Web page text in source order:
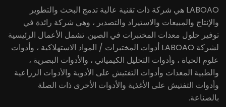
LABOAO هي شركة ذات تقنية عالية تدمج البحث والتطوير
والإنتاج والمبيعات والاستيراد والتصدير ، وهي شركة رائدة في
توفير حلول معدات المختبرات في الصين. تشمل الأعمال الرئيسية
لشركة LABOAO أدوات المختبرات / المواد الاستهلاكية ، وأدوات
علوم الحياة ، وأدوات التحليل الكيميائي ، والأدوات البصرية ،
والطبية المعدات وأدوات التفتيش على الأدوية والأدوات الزراعية
وأدوات التفتيش على الأغذية والأدوات الأخرى ذات الصلة
بالصناعة.